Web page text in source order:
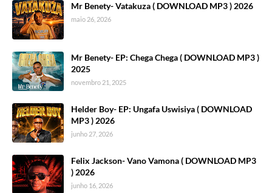
Mr Benety- Vatakuza ( DOWNLOAD MP3 ) 2026
maio 26, 2026
Mr Benety- EP: Chega Chega ( DOWNLOAD MP3 )
2025
novembro 21, 2025
Helder Boy- EP: Ungafa Uswisiya ( DOWNLOAD
MP3 ) 2026
junho 27, 2026
Felix Jackson- Vano Vamona ( DOWNLOAD MP3
) 2026
junho 16, 2026